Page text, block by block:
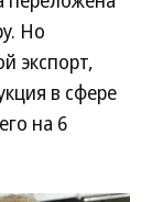
Но
экспорт,
в сфере
на 6